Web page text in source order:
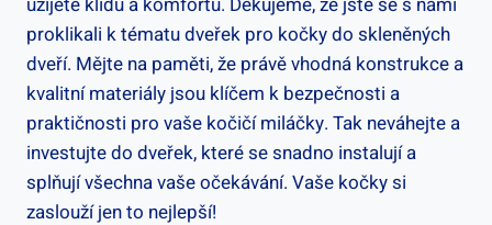
proklikali k tématu dveřek pro kočky do skleněných
dveří. Mějte na paměti, že právě vhodná konstrukce a
kvalitní materiály jsou klíčem k bezpečnosti a
praktičnosti pro vaše kočičí miláčky. Tak neváhejte a
investujte do dveřek, které se snadno instalují a
splňují všechna vaše očekávání. Vaše kočky si
zaslouží jen to nejlepší!